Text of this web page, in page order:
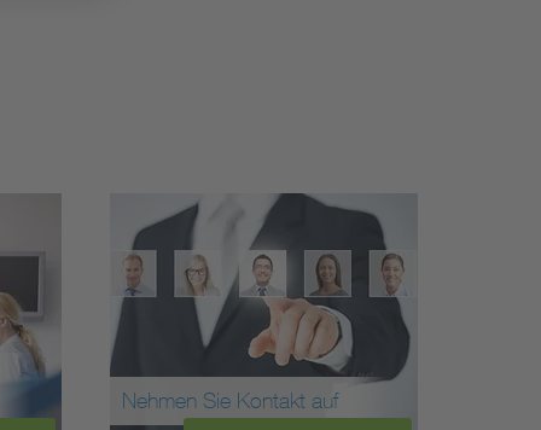
Nehmen Sie Kontakt auf